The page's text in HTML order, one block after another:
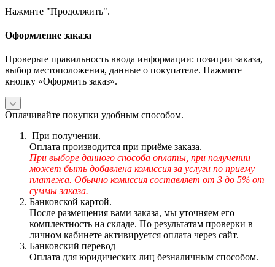
Нажмите "Продолжить".
Оформление заказа
Проверьте правильность ввода информации: позиции заказа,
выбор местоположения, данные о покупателе. Нажмите
кнопку «Оформить заказ».
Оплачивайте покупки удобным способом.
При получении.
Оплата производится при приёме заказа.
При выборе данного способа оплаты, при получении
может быть добавлена комиссия за услуги по приему
платежа. Обычно комиссия составляет от 3 до 5% от
суммы заказа.
Банковской картой.
После размещения вами заказа, мы уточняем его
комплектность на складе. По результатам проверки в
личном кабинете активируется оплата через сайт.
Банковский перевод
Оплата для юридических лиц безналичным способом.